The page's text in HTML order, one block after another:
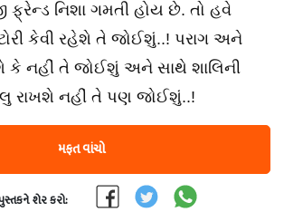
ફ્રેન્ડ નિશા ગમતી હોય છે. તો હવે
કેવી રહેશે તે જોઈશું..! પરાગ અને
કે નહીં તે જોઈશું અને સાથે શાલિની
રાખશે નહીં તે પણ જોઈશું..!
મફત વાંચો
શેર કરો: